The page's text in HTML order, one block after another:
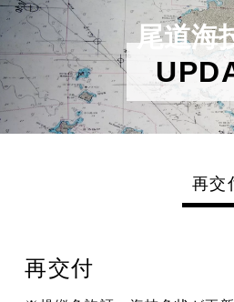
再交
再交付
尾道海